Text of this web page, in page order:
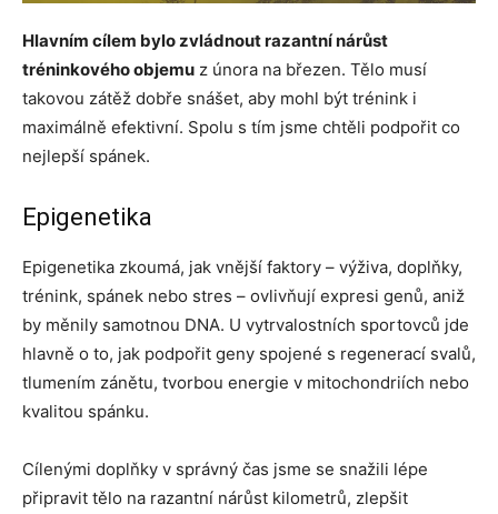
Hlavním cílem bylo zvládnout razantní nárůst
tréninkového objemu z února na březen. Tělo musí
takovou zátěž dobře snášet, aby mohl být trénink i
maximálně efektivní. Spolu s tím jsme chtěli podpořit co
nejlepší spánek.
Epigenetika
Epigenetika zkoumá, jak vnější faktory – výživa, doplňky,
trénink, spánek nebo stres – ovlivňují expresi genů, aniž
by měnily samotnou DNA. U vytrvalostních sportovců jde
hlavně o to, jak podpořit geny spojené s regenerací svalů,
tlumením zánětu, tvorbou energie v mitochondriích nebo
kvalitou spánku.
Cílenými doplňky v správný čas jsme se snažili lépe
připravit tělo na razantní nárůst kilometrů, zlepšit